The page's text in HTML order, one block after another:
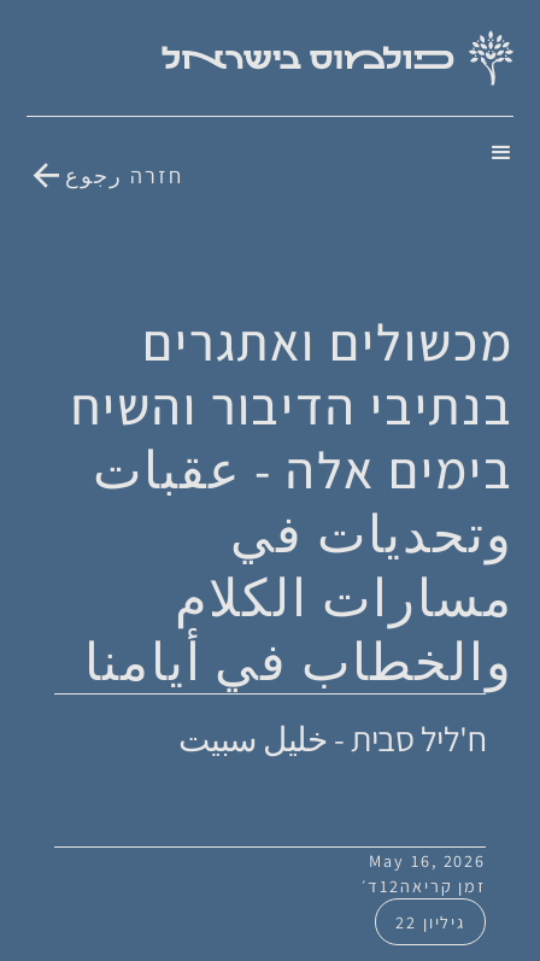
חזרה رجوع
מכשולים ואתגרים
בנתיבי הדיבור והשיח
בימים אלה - عقبات
وتحديات في
مسارات الكلام
والخطاب في أيامنا
ח'ליל סבית - خليل سبيت
May 16, 2026
זמן קריאה12ד׳
גיליון 22